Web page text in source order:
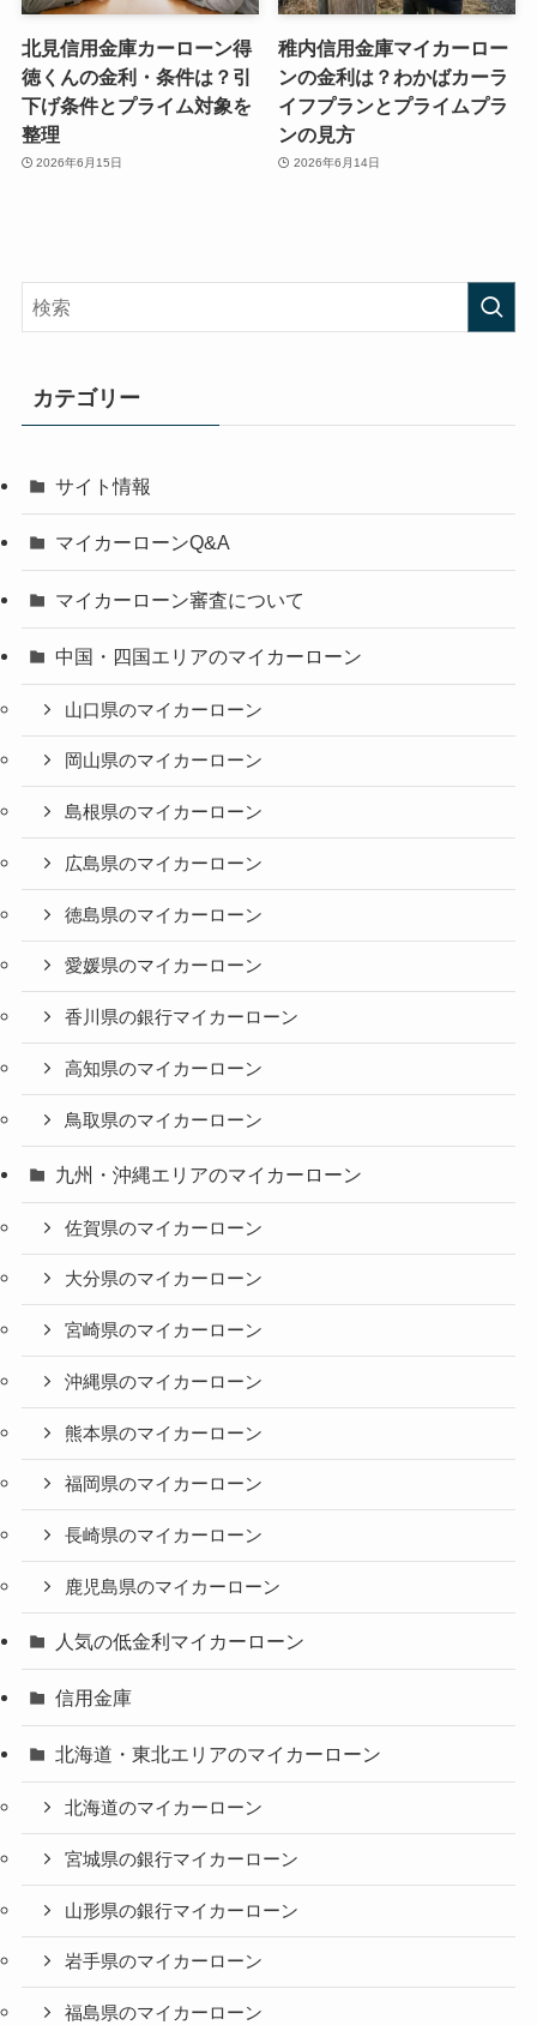
北見信用金庫カーローン得
徳くんの金利・条件は？引
下げ条件とプライム対象を
整理
2026年6月15日
稚内信用金庫マイカーロー
ンの金利は？わかばカーラ
イフプランとプライムプラ
ンの見方
2026年6月14日
カテゴリー
サイト情報
マイカーローンQ&A
マイカーローン審査について
中国・四国エリアのマイカーローン
山口県のマイカーローン
岡山県のマイカーローン
島根県のマイカーローン
広島県のマイカーローン
徳島県のマイカーローン
愛媛県のマイカーローン
香川県の銀行マイカーローン
高知県のマイカーローン
鳥取県のマイカーローン
九州・沖縄エリアのマイカーローン
佐賀県のマイカーローン
大分県のマイカーローン
宮崎県のマイカーローン
沖縄県のマイカーローン
熊本県のマイカーローン
福岡県のマイカーローン
長崎県のマイカーローン
鹿児島県のマイカーローン
人気の低金利マイカーローン
信用金庫
北海道・東北エリアのマイカーローン
北海道のマイカーローン
宮城県の銀行マイカーローン
山形県の銀行マイカーローン
岩手県のマイカーローン
福島県のマイカーローン